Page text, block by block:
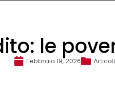
le
Febbraio 19, 2026 Articoli